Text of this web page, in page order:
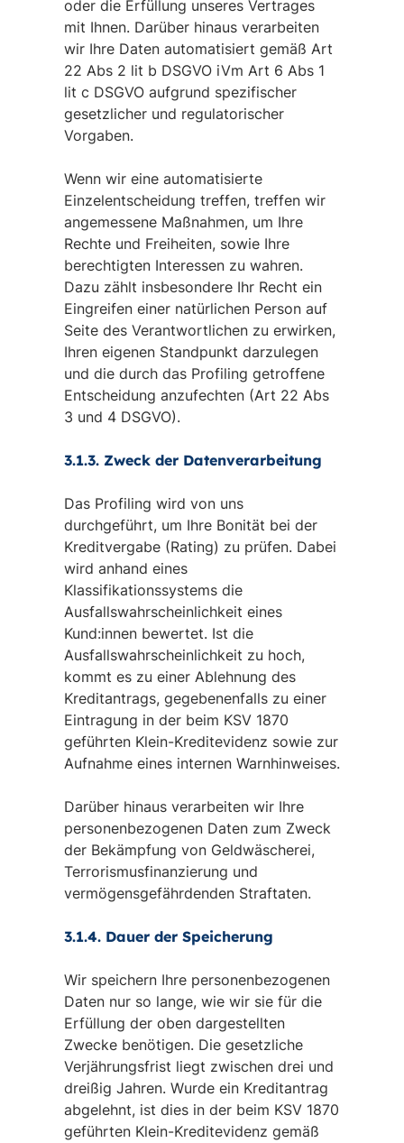
oder die Erfüllung unseres Vertrages
mit Ihnen. Darüber hinaus verarbeiten
wir Ihre Daten automatisiert gemäß Art
22 Abs 2 lit b DSGVO iVm Art 6 Abs 1
lit c DSGVO aufgrund spezifischer
gesetzlicher und regulatorischer
Vorgaben.
Wenn wir eine automatisierte
Einzelentscheidung treffen, treffen wir
angemessene Maßnahmen, um Ihre
Rechte und Freiheiten, sowie Ihre
berechtigten Interessen zu wahren.
Dazu zählt insbesondere Ihr Recht ein
Eingreifen einer natürlichen Person auf
Seite des Verantwortlichen zu erwirken,
Ihren eigenen Standpunkt darzulegen
und die durch das Profiling getroffene
Entscheidung anzufechten (Art 22 Abs
3 und 4 DSGVO).
3.1.3. Zweck der Datenverarbeitung
Das Profiling wird von uns
durchgeführt, um Ihre Bonität bei der
Kreditvergabe (Rating) zu prüfen. Dabei
wird anhand eines
Klassifikationssystems die
Ausfallswahrscheinlichkeit eines
Kund:innen bewertet. Ist die
Ausfallswahrscheinlichkeit zu hoch,
kommt es zu einer Ablehnung des
Kreditantrags, gegebenenfalls zu einer
Eintragung in der beim KSV 1870
geführten Klein-Kreditevidenz sowie zur
Aufnahme eines internen Warnhinweises.
Darüber hinaus verarbeiten wir Ihre
personenbezogenen Daten zum Zweck
der Bekämpfung von Geldwäscherei,
Terrorismusfinanzierung und
vermögensgefährdenden Straftaten.
3.1.4. Dauer der Speicherung
Wir speichern Ihre personenbezogenen
Daten nur so lange, wie wir sie für die
Erfüllung der oben dargestellten
Zwecke benötigen. Die gesetzliche
Verjährungsfrist liegt zwischen drei und
dreißig Jahren. Wurde ein Kreditantrag
abgelehnt, ist dies in der beim KSV 1870
geführten Klein-Kreditevidenz gemäß